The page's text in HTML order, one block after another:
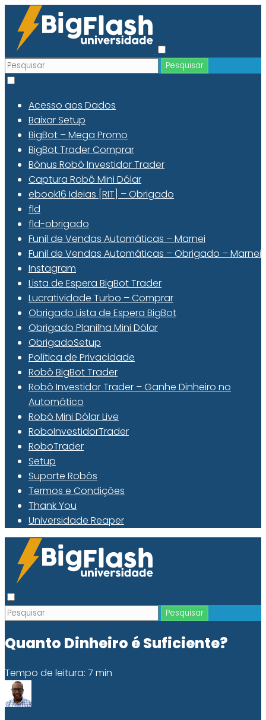
Acesso aos Dados
Baixar Setup
BigBot – Mega Promo
BigBot Trader Comprar
Bônus Robô Investidor Trader
Captura Robô Mini Dólar
ebook16 Ideias [RIT] – Obrigado
fld
fld-obrigado
Funil de Vendas Automáticas – Marnei
Funil de Vendas Automáticas – Obrigado – Marnei
Instagram
Lista de Espera BigBot Trader
Lucratividade Turbo – Comprar
Obrigado Lista de Espera BigBot
Obrigado Planilha Mini Dólar
ObrigadoSetup
Política de Privacidade
Robô BigBot Trader
Robô Investidor Trader – Ganhe Dinheiro no
Automático
Robô Mini Dólar Live
RoboInvestidorTrader
RoboTrader
Setup
Suporte Robôs
Termos e Condições
Thank You
Universidade Reaper
Quanto Dinheiro é Suficiente?
Tempo de leitura: 7 min